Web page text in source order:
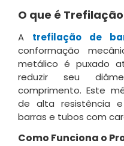
O que é
A trefilação de
conformação
metálico é puxado
reduzir seu
comprimento. Este
de alta resistência
barras e tubos com
Como Funciona o